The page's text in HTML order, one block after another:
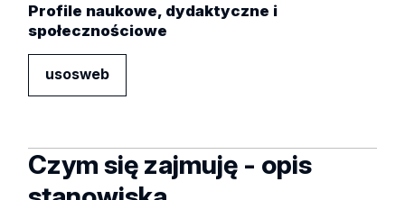
Profile naukowe, dydaktyczne i
społecznościowe
usosweb
Czym się zajmuję - opis